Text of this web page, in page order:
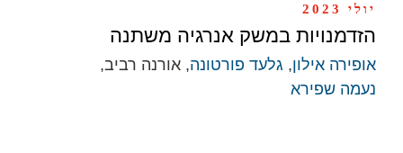
יולי 2023
הזדמנויות במשק אנרגיה משתנה
אופירה אילון, גלעד פורטונה, אורנה רביב,
נעמה שפירא